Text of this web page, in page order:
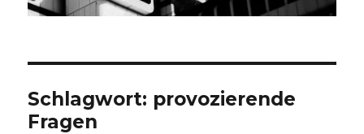
Schlagwort: provozierende
Fragen